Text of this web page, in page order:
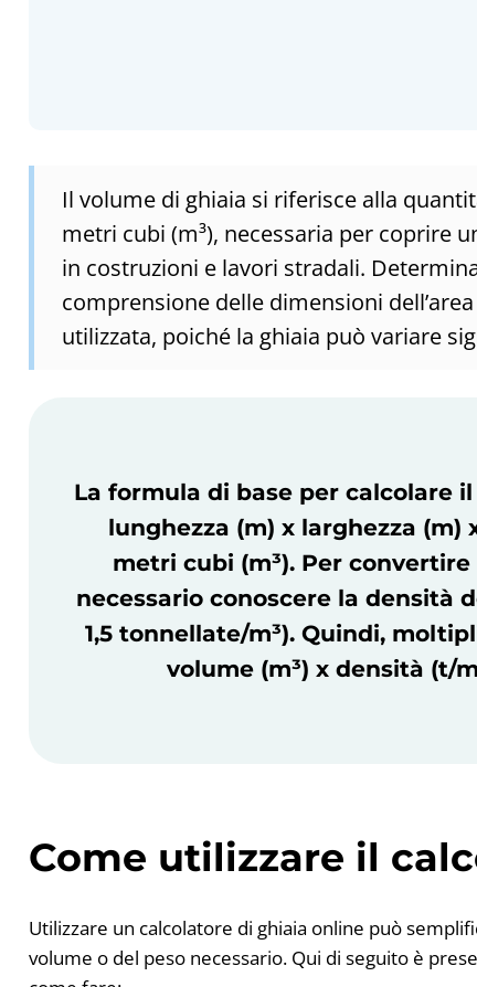
Il volume di ghiaia si riferisce alla
metri cubi (m³), necessaria per coprire
in costruzioni e lavori stradali.
comprensione delle dimensioni
utilizzata, poiché la ghiaia può variare
La formula di base per calcolare
lunghezza (m) x larghezza
metri cubi (m³). Per
necessario conoscere la densità
1,5 tonnellate/m³). Quindi,
volume (m³) x densità (t/
Come utilizzare il
Utilizzare un calcolatore di ghiaia online può
volume o del peso necessario. Qui di seguito è